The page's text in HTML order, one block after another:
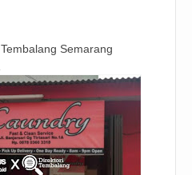
Tembalang Semarang